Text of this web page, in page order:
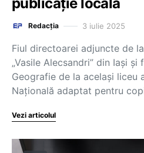
Redacția 3 iulie 2025
Fiul directoarei adjuncte de
„Vasile Alecsandri” din Iași
Geografie de la același liceu
Națională adaptat pentru
Vezi articolul